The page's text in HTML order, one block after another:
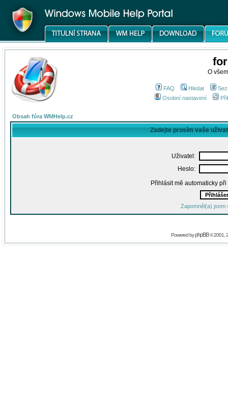
O
FAQ Hledat
Osobní nastavení
Obsah fóra WMHelp.cz
Zadejte prosím vaše
Uživatel:
Heslo:
Přihlásit mě automaticky
Zapomněl(a) jsem
Powered byphpBB© 2001,